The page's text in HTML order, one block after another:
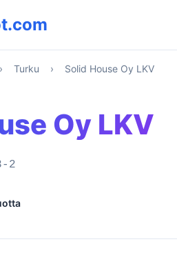
› Turku › Solid House Oy LKV
Oy LKV
2